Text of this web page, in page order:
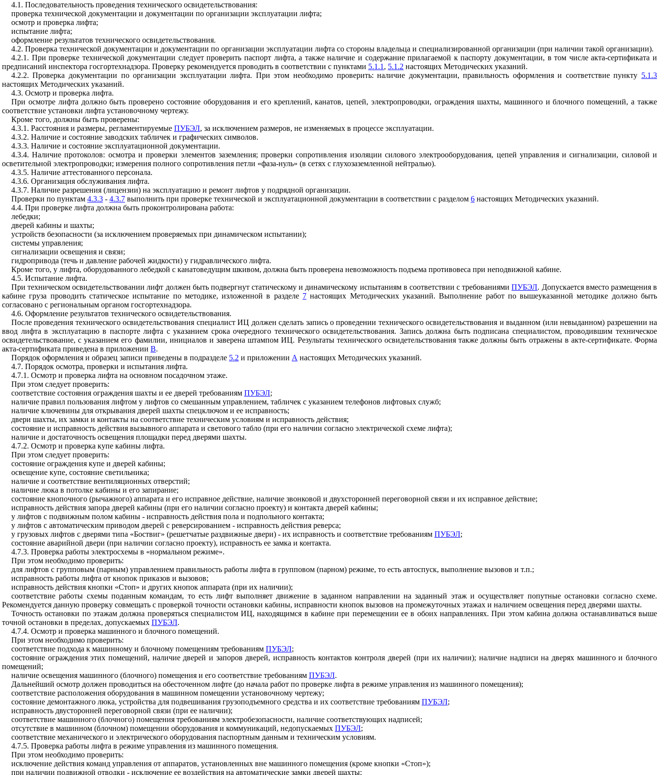
4.1. Последовательность проведения технического освидетельствования:
проверка технической документации и документации по организации эксплуатации лифта;
осмотр и проверка лифта;
испытание лифта;
оформление результатов технического освидетельствования.
4.2. Проверка технической документации и документации по организации эксплуатации лифта со стороны владельца и специализированной организации (при наличии такой организации).
4.2.1. При проверке технической документации следует проверить паспорт лифта, а также наличие и содержание прилагаемой к паспорту документации, в том числе акта-сертификата и
предписаний инспектора госгортехнадзора. Проверку рекомендуется проводить в соответствии с пунктами 5.1.1 , 5.1.2 настоящих Методических указаний.
4.2.2. Проверка документации по организации эксплуатации лифта. При этом необходимо проверить: наличие документации, правильность оформления и соответствие пункту 5.1.3
настоящих Методических указаний.
4.3. Осмотр и проверка лифта.
При осмотре лифта должно быть проверено состояние оборудования и его креплений, канатов, цепей, электропроводки, ограждения шахты, машинного и блочного помещений, а также
соответствие установки лифта установочному чертежу.
Кроме того, должны быть проверены:
4.3.1. Расстояния и размеры, регламентируемые ПУБЭЛ, за исключением размеров, не изменяемых в процессе эксплуатации.
4.3.2. Наличие и состояние заводских табличек и графических символов.
4.3.3. Наличие и состояние эксплуатационной документации.
4.3.4. Наличие протоколов: осмотра и проверки элементов заземления; проверки сопротивления изоляции силового электрооборудования, цепей управления и сигнализации, силовой и
осветительной электропроводки; измерения полного сопротивления петли «фаза-нуль» (в сетях с глухозаземленной нейтралью).
4.3.5. Наличие аттестованного персонала.
4.3.6. Организация обслуживания лифта.
4.3.7. Наличие разрешения (лицензии) на эксплуатацию и ремонт лифтов у подрядной организации.
Проверки по пунктам 4.3.3- 4.3.7выполнить при проверке технической и эксплуатационной документации в соответствии с разделом 6настоящих Методических указаний.
4.4. При проверке лифта должна быть проконтролирована работа:
лебедки;
дверей кабины и шахты;
устройств безопасности (за исключением проверяемых при динамическом испытании);
системы управления;
сигнализации освещения и связи;
гидропривода (течь и давление рабочей жидкости) у гидравлического лифта.
Кроме того, у лифта, оборудованного лебедкой с канатоведущим шкивом, должна быть проверена невозможность подъема противовеса при неподвижной кабине.
4.5. Испытание лифта.
При техническом освидетельствовании лифт должен быть подвергнут статическому и динамическому испытаниям в соответствии с требованиямиПУБЭЛ. Допускается вместо размещения в
кабине груза проводить статическое испытание по методике, изложенной в разделе 7 настоящих Методических указаний. Выполнение работ по вышеуказанной методике должно быть
согласовано с региональным органом госгортехнадзора.
4.6. Оформление результатов технического освидетельствования.
После проведения технического освидетельствования специалист ИЦ должен сделать запись о проведении технического освидетельствования и выданном (или невыданном) разрешении на
ввод лифта в эксплуатацию в паспорте лифта с указанием срока очередного технического освидетельствования. Запись должна быть подписана специалистом, проводившим техническое
освидетельствование, с указанием его фамилии, инициалов и заверена штампом ИЦ. Результаты технического освидетельствования также должны быть отражены в акте-сертификате. Форма
акта-сертификата приведена в приложении В.
Порядок оформления и образец записи приведены в подразделе 5.2 и приложении А настоящих Методических указаний.
4.7. Порядок осмотра, проверки и испытания лифта.
4.7.1. Осмотр и проверка лифта на основном посадочном этаже.
При этом следует проверить:
соответствие состояния ограждения шахты и ее дверей требованиям ПУБЭЛ;
наличие правил пользования лифтом у лифтов со смешанным управлением, табличек с указанием телефонов лифтовых служб;
наличие ключевины для открывания дверей шахты спецключом и ее исправность;
двери шахты, их замки и контакты на соответствие техническим условиям и исправность действия;
состояние и исправность действия вызывного аппарата и светового табло (при его наличии согласно электрической схеме лифта);
наличие и достаточность освещения площадки перед дверями шахты.
4.7.2. Осмотр и проверка купе кабины лифта.
При этом следует проверить:
состояние ограждения купе и дверей кабины;
освещение купе, состояние светильника;
наличие и соответствие вентиляционных отверстий;
наличие люка в потолке кабины и его запирание;
состояние кнопочного (рычажного) аппарата и его исправное действие, наличие звонковой и двухсторонней переговорной связи и их исправное действие;
исправность действия запора дверей кабины (при его наличии согласно проекту) и контакта дверей кабины;
у лифтов с подвижным полом кабины - исправность действия пола и подпольного контакта;
у лифтов с автоматическим приводом дверей с реверсированием - исправность действия реверса;
у грузовых лифтов с дверями типа «Боствиг» (решетчатые раздвижные двери) - их исправность и соответствие требованиям ПУБЭЛ;
состояние аварийной двери (при наличии согласно проекту), исправность ее замка и контакта.
4.7.3. Проверка работы электросхемы в «нормальном режиме».
При этом необходимо проверить:
для лифтов с групповым (парным) управлением правильность работы лифта в групповом (парном) режиме, то есть автоспуск, выполнение вызовов и т.п.;
исправность работы лифта от кнопок приказов и вызовов;
исправность действия кнопки «Стоп» и других кнопок аппарата (при их наличии);
соответствие работы схемы поданным командам, то есть лифт выполняет движение в заданном направлении на заданный этаж и осуществляет попутные остановки согласно схеме.
Рекомендуется данную проверку совмещать с проверкой точности остановки кабины, исправности кнопок вызовов на промежуточных этажах и наличием освещения перед дверями шахты.
Точность остановки по этажам должна проверяться специалистом ИЦ, находящимся в кабине при перемещении ее в обоих направлениях. При этом кабина должна останавливаться выше
точной остановки в пределах, допускаемых ПУБЭЛ.
4.7.4. Осмотр и проверка машинного и блочного помещений.
При этом необходимо проверить:
соответствие подхода к машинному и блочному помещениям требованиям ПУБЭЛ;
состояние ограждения этих помещений, наличие дверей и запоров дверей, исправность контактов контроля дверей (при их наличии); наличие надписи на дверях машинного и блочного
помещений;
наличие освещения машинного (блочного) помещения и его соответствие требованиям ПУБЭЛ.
Дальнейший осмотр должен проводиться на обесточенном лифте (до начала работ по проверке лифта в режиме управления из машинного помещения);
соответствие расположения оборудования в машинном помещении установочному чертежу;
состояние демонтажного люка, устройства для подвешивания грузоподъемного средства и их соответствие требованиям ПУБЭЛ;
исправность двусторонней переговорной связи (при ее наличии);
соответствие машинного (блочного) помещения требованиям электробезопасности, наличие соответствующих надписей;
отсутствие в машинном (блочном) помещении оборудования и коммуникаций, недопускаемых ПУБЭЛ;
соответствие механического и электрического оборудования паспортным данным и техническим условиям.
4.7.5. Проверка работы лифта в режиме управления из машинного помещения.
При этом необходимо проверить:
исключение действия команд управления от аппаратов, установленных вне машинного помещения (кроме кнопки «Стоп»);
при наличии подвижной отводки - исключение ее воздействия на автоматические замки дверей шахты;